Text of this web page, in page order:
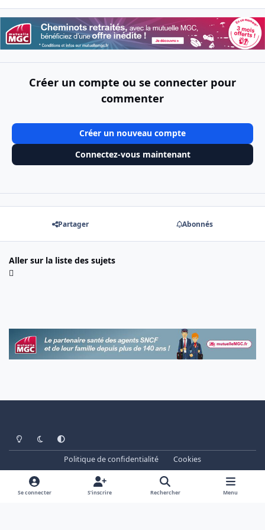
Créer un compte ou se connecter pour
commenter
Créer un nouveau compte
Connectez-vous maintenant
Partager Abonnés
Aller sur la liste des sujets
Light ModeDark ModeSystem Preference
Politique de confidentialité
Cookies
www.cheminots.net - Forum Libre depuis 2003
Powered by
Invision Community
Se connecter S’inscrire Rechercher Menu